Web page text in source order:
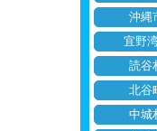
沖縄
宜野
読谷
北谷
中城